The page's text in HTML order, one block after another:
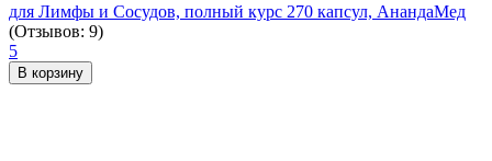
для Лимфы и Сосудов, полный курс 270 капсул, АнандаМед
(Отзывов: 9)
5
В корзину